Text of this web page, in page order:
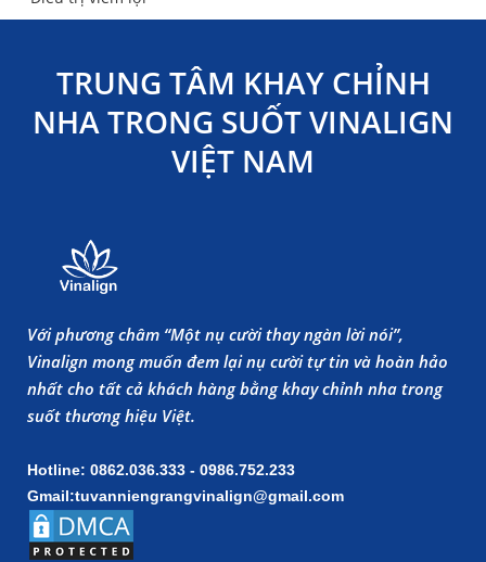
TRUNG TÂM KHAY CHỈNH
NHA TRONG SUỐT VINALIGN
VIỆT NAM
Với phương châm “Một nụ cười thay ngàn lời nói”,
Vinalign mong muốn đem lại nụ cười tự tin và hoàn hảo
nhất cho tất cả khách hàng bằng khay chỉnh nha trong
suốt thương hiệu Việt.
Hotline: 0862.036.333 - 0986.752.233
Gmail:tuvanniengrangvinalign@gmail.com